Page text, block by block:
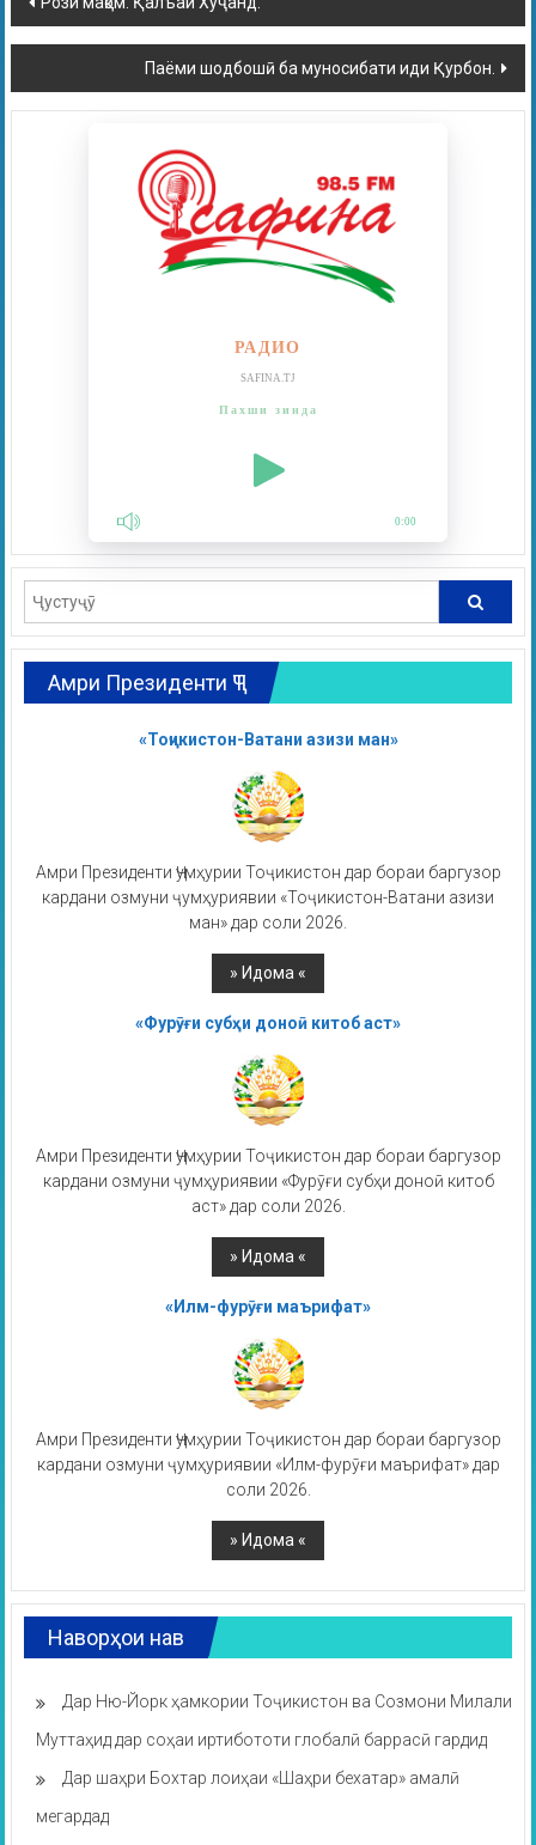
Паёми шодбошӣ ба муносибати иди Қурбон.
РАДИО
SAFINA.TJ
Пахши зинда
0:00
Амри Президенти ҶТ
«Тоҷикистон-Ватани азизи ман»
Амри Президенти Ҷумҳурии Тоҷикистон дар бораи баргузор
кардани озмуни ҷумҳуриявии «Тоҷикистон-Ватани азизи
ман» дар соли 2026.
«Фурӯғи субҳи доноӣ китоб аст»
Амри Президенти Ҷумҳурии Тоҷикистон дар бораи баргузор
кардани озмуни ҷумҳуриявии «Фурӯғи субҳи доноӣ китоб
аст» дар соли 2026.
«Илм-фурӯғи маърифат»
Амри Президенти Ҷумҳурии Тоҷикистон дар бораи баргузор
кардани озмуни ҷумҳуриявии «Илм-фурӯғи маърифат» дар
соли 2026.
Наворҳои нав
Дар Ню-Йорк ҳамкории Тоҷикистон ва Созмони Милали
Муттаҳид дар соҳаи иртибототи глобалӣ баррасӣ гардид
Дар шаҳри Бохтар лоиҳаи «Шаҳри бехатар» амалӣ
мегардад